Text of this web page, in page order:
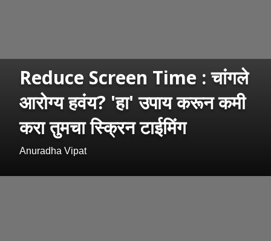
Reduce Screen Time : चांगले
आरोग्य हवंय? 'हा' उपाय करून कमी
करा तुमचा स्क्रिन टाईमिंग
Anuradha Vipat